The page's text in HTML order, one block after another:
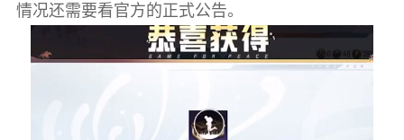
情况还需要看官方的正式公告。